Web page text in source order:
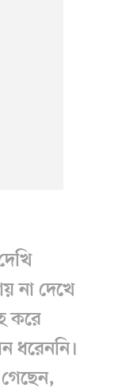
না দেখে
করে
ধরেননি।